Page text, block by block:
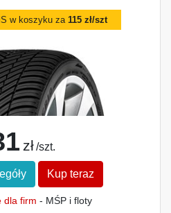
w koszyku za 115 zł/szt
zł /szt.
Kup teraz
dla firm - MŚP i floty